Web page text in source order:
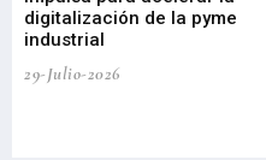
digitalización de la pyme
industrial
29-Julio-2026